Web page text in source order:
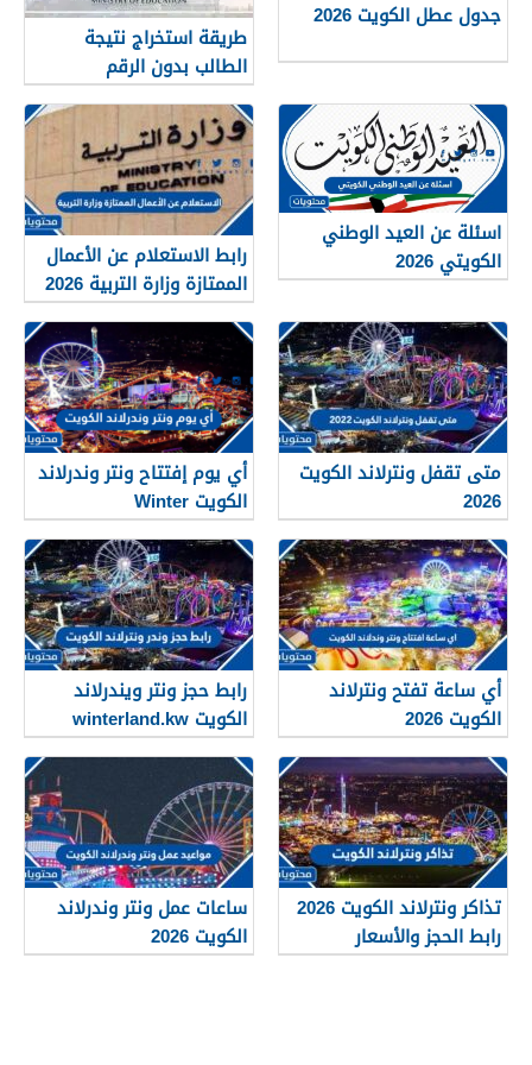
جدول عطل الكويت 2026
طريقة استخراج نتيجة
الطالب بدون الرقم
التسلسلي في الكويت
اسئلة عن العيد الوطني
الكويتي 2026
رابط الاستعلام عن الأعمال
الممتازة وزارة التربية 2026
متى تقفل ونترلاند الكويت
2026
أي يوم إفتتاح ونتر وندرلاند
الكويت Winter
Wonderland Kuwait 2026
أي ساعة تفتح ونترلاند
الكويت 2026
رابط حجز ونتر ويندرلاند
الكويت winterland.kw
تذاكر ونترلاند الكويت 2026
رابط الحجز والأسعار
ساعات عمل ونتر وندرلاند
الكويت 2026